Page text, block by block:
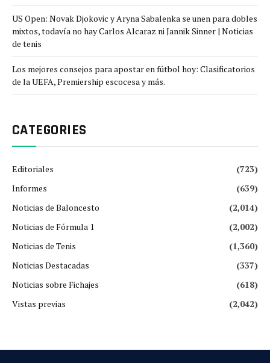
US Open: Novak Djokovic y Aryna Sabalenka se unen para dobles
mixtos, todavía no hay Carlos Alcaraz ni Jannik Sinner | Noticias
de tenis
Los mejores consejos para apostar en fútbol hoy: Clasificatorios
de la UEFA, Premiership escocesa y más.
CATEGORIES
Editoriales
(723)
Informes
(639)
Noticias de Baloncesto
(2,014)
Noticias de Fórmula 1
(2,002)
Noticias de Tenis
(1,360)
Noticias Destacadas
(337)
Noticias sobre Fichajes
(618)
Vistas previas
(2,042)